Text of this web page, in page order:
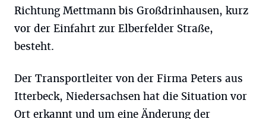
Richtung Mettmann bis Großdrinhausen, kurz
vor der Einfahrt zur Elberfelder Straße,
besteht.
Der Transportleiter von der Firma Peters aus
Itterbeck, Niedersachsen hat die Situation vor
Ort erkannt und um eine Änderung der